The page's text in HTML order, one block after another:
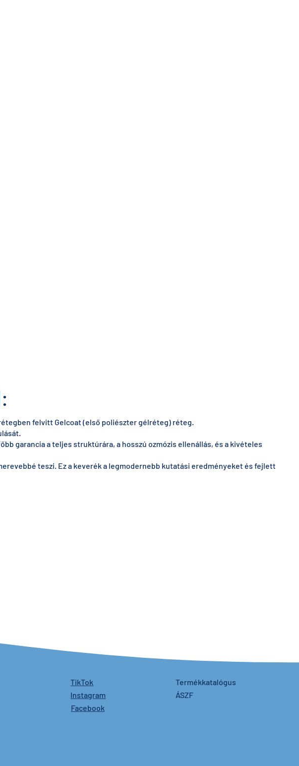
felvitt Gelcoat (első poliészter gélréteg) réteg.
garancia a teljes struktúrára, a hosszú ozmózis ellenállás, és a kivételes
teszi. Ez a keverék a legmodernebb kutatási eredményeket és fejlett
TikTok
Instagram
Facebook
Termékkatalógus
ÁSZF